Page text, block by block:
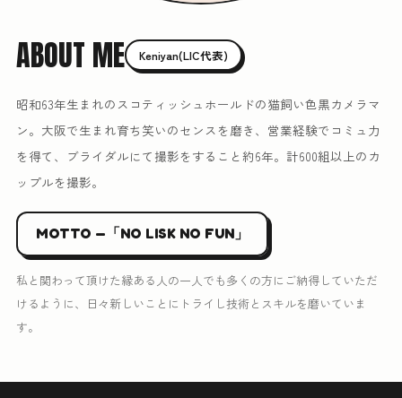
ABOUT ME Keniyan(LIC代表)
昭和63年生まれのスコティッシュホールドの猫飼い色黒カメラマ
ン。大阪で生まれ育ち笑いのセンスを磨き、営業経験でコミュ力
を得て、ブライダルにて撮影をすること約6年。計600組以上のカ
ップルを撮影。
MOTTO —「NO LISK NO FUN」
私と関わって頂けた縁ある人の一人でも多くの方にご納得していただ
けるように、日々新しいことにトライし技術とスキルを磨いていま
す。